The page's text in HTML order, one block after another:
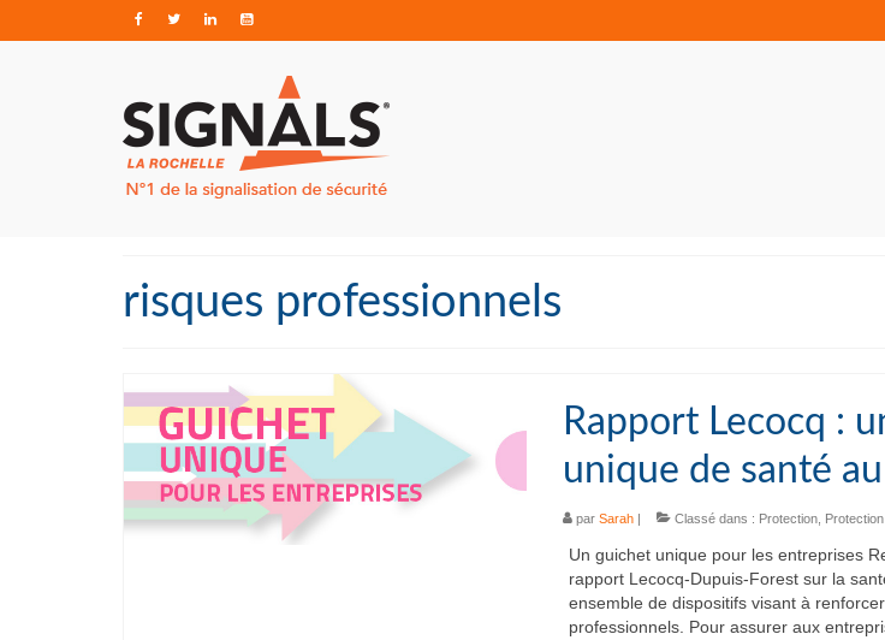
risques professionnels
Rapport Lecocq :
unique de santé
par Sarah| Classé dans : Protection,
Un guichet unique pour les entreprises
rapport Lecocq-Dupuis-Forest sur la
ensemble de dispositifs visant à
professionnels. Pour assurer aux